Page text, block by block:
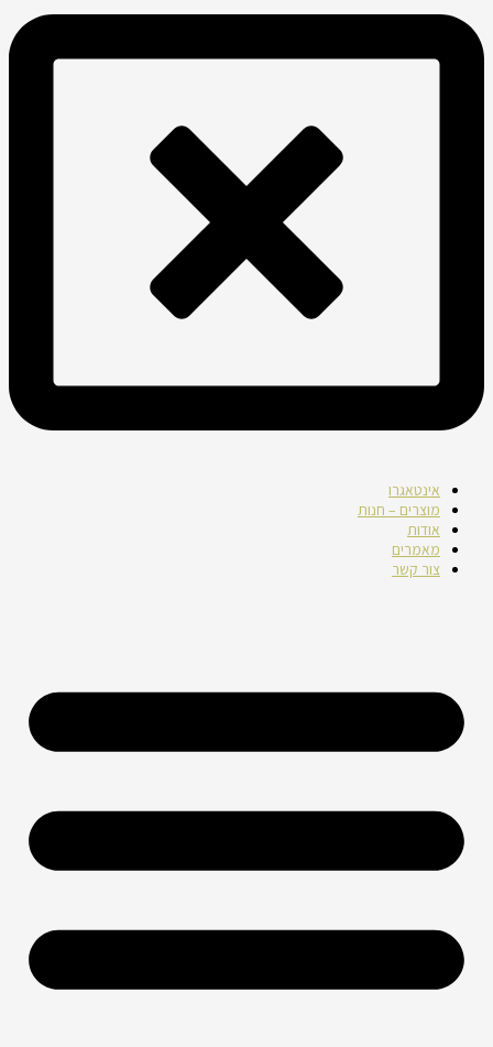
אינטאגרו
מוצרים – חנות
אודות
מאמרים
צור קשר